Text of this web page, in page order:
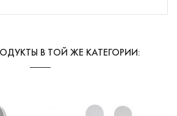
В ТОЙ ЖЕ КАТЕГОРИИ: